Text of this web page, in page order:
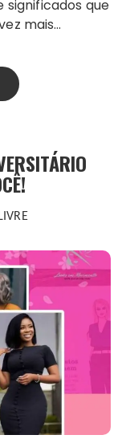
significados que
mais…